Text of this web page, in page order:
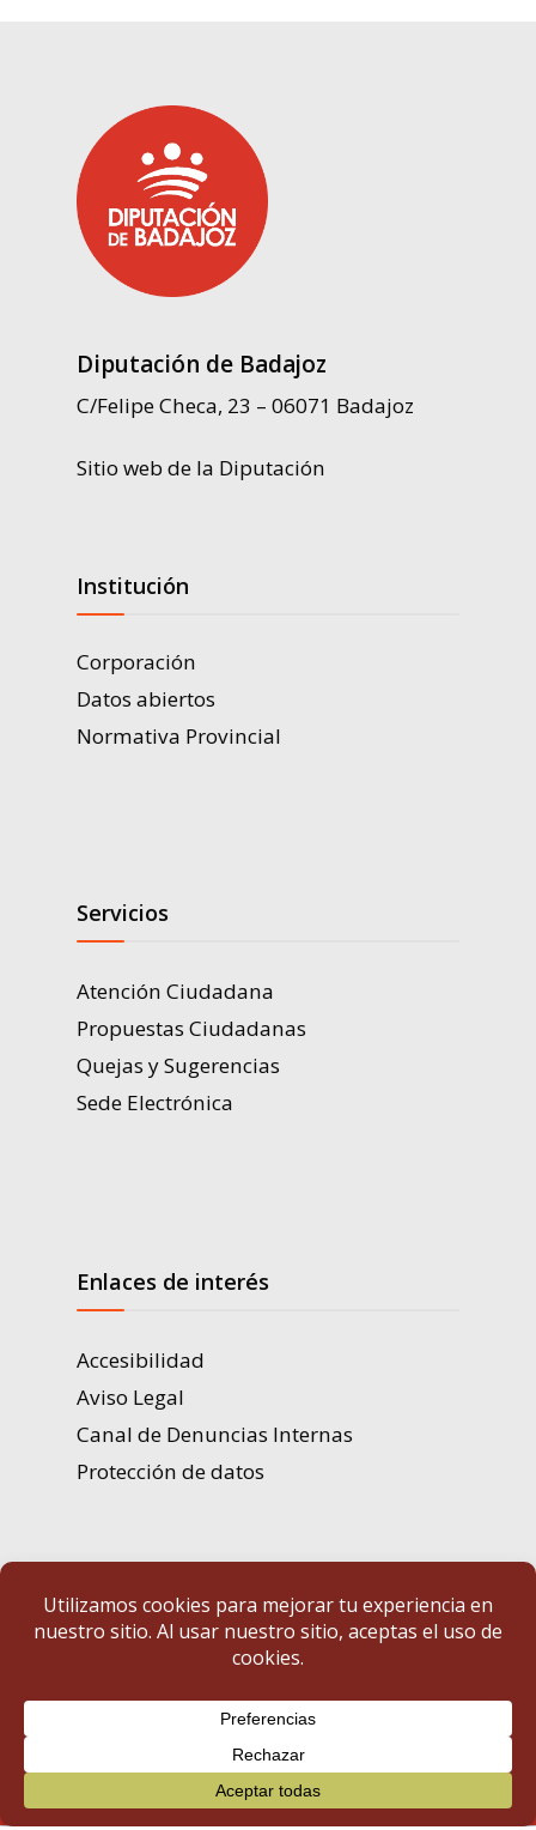
Diputación de Badajoz
C/Felipe Checa, 23 – 06071 Badajoz
Sitio web de la Diputación
Institución
Corporación
Datos abiertos
Normativa Provincial
Servicios
Atención Ciudadana
Propuestas Ciudadanas
Quejas y Sugerencias
Sede Electrónica
Enlaces de interés
Accesibilidad
Aviso Legal
Canal de Denuncias Internas
Protección de datos
Portal de Transparencia | Diputación de Badajoz